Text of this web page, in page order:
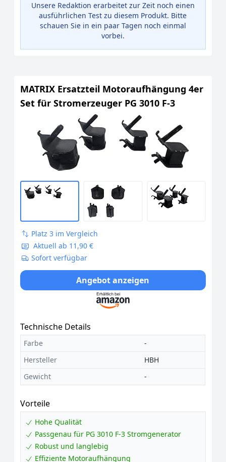
Unsere Redaktion erarbeitet zur Zeit noch einen
ausführlichen Test zu diesem Produkt. Bitte
schauen Sie in ein paar Tagen noch einmal
vorbei.
MATRIX Ersatzteil Motoraufhängung 4er
Set für Stromerzeuger PG 3010 F-3
Platz 3 im Vergleich
Aktuell ab 11,90 €
Sofort verfügbar
Angebot anzeigen
Technische Details
Farbe
-
Hersteller
HBH
Gewicht
-
Vorteile
Hohe Qualität
Passgenau für PG 3010 F-3 Stromgenerator
Robust und langlebig
Effiziente Motoraufhängung